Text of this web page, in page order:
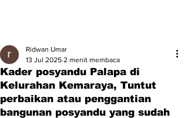
Kader posyandu Palapa di
Kelurahan Kemaraya, Tuntut
perbaikan atau penggantian
bangunan posyandu yang sudah
Ridwan Umar
13 Jul 2025 2 menit membaca